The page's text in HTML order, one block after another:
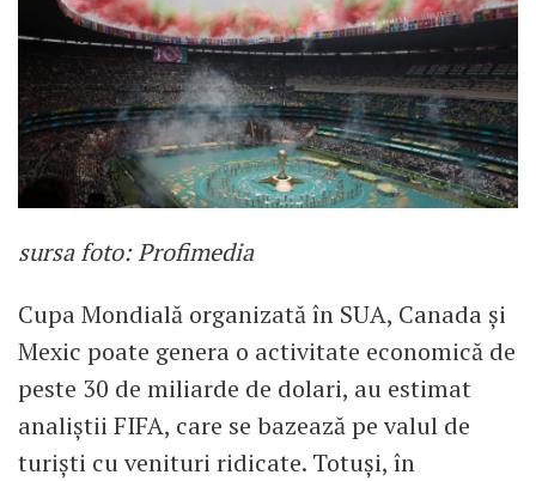
sursa foto: Profimedia
Cupa Mondială organizată în SUA, Canada și
Mexic poate genera o activitate economică de
peste 30 de miliarde de dolari, au estimat
analiștii FIFA, care se bazează pe valul de
turiști cu venituri ridicate. Totuși, în